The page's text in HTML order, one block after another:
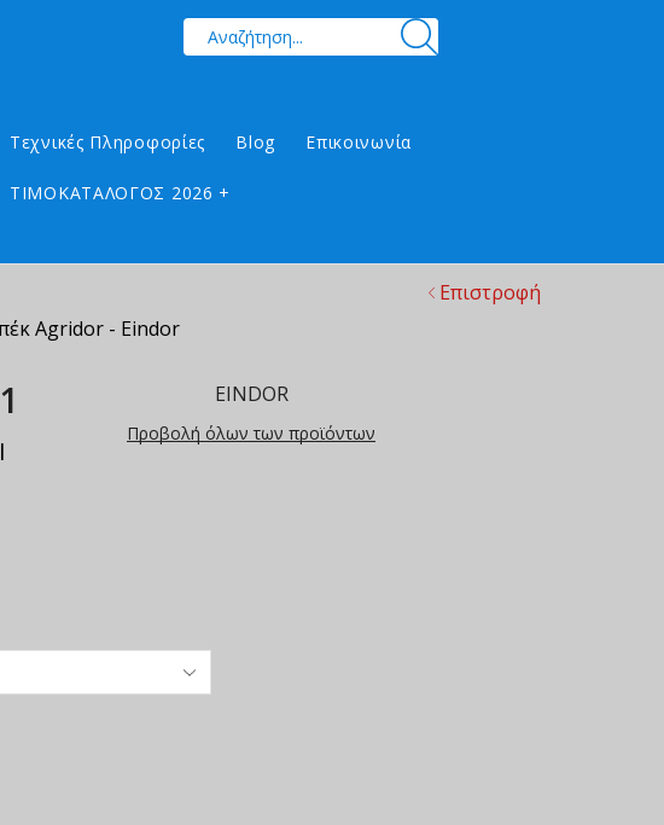
Τεχνικές Πληροφορίες Blog Επικοινωνία
ΤΙΜΟΚΑΤΑΛΟΓΟΣ 2026 +
Agridor - Eindor
Επιστροφή
EINDOR
Προβολή όλων των προϊόντων